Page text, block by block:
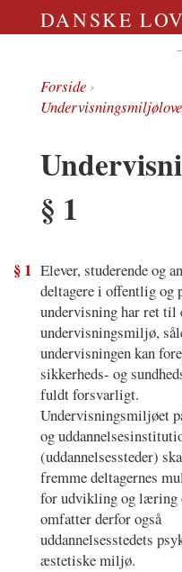
DANSKE
Forside›
§ 1
§ 1 Elever, studerende og
deltagere i offentlig og
undervisning har ret til
undervisningsmiljø,
undervisningen kan
sikkerheds- og
fuldt forsvarligt.
Undervisningsmiljøet
og
(uddannelsessteder)
fremme deltagernes
for udvikling og læring
omfatter derfor også
uddannelsesstedets
æstetiske miljø.